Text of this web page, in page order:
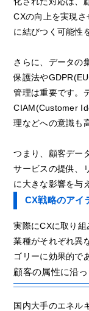
CXの向上を実現
に結びつく可能性
さらに、データの
保護法や
管理は重要です。
CIAM(Customer
理などへの意識も
つまり、顧客デー
サービスの提供、
に大きな影響を与
CX戦略のアイ
実際にCXに取り組
業種がそれぞれ異
ゴリーに効果的で
顧客の属性に沿
国内大手のエネル